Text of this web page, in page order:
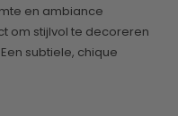
en ambiance
om stijlvol te decoreren
subtiele, chique